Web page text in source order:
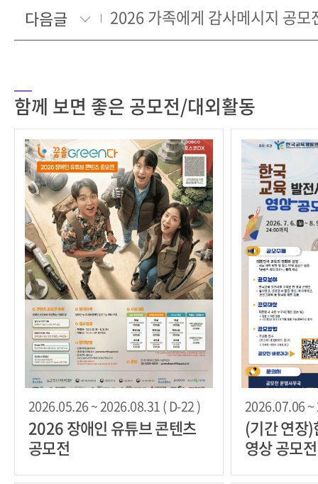
다음글 2026 가족에게 감사메시지 공모
함께 보면 좋은 공모전/대외활동
2026.05.26 ~ 2026.08.31 ( D-22 )
2026 장애인 유튜브 콘텐츠
공모전
2026.07.06
(기간 연장
영상 공모전